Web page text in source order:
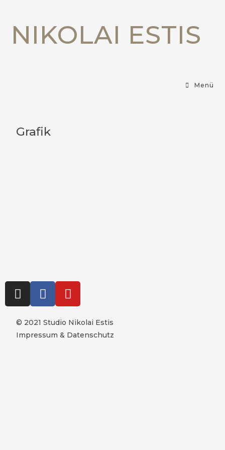
NIKOLAI ESTIS
Menü
Grafik
© 2021 Studio Nikolai Estis
Impressum & Datenschutz